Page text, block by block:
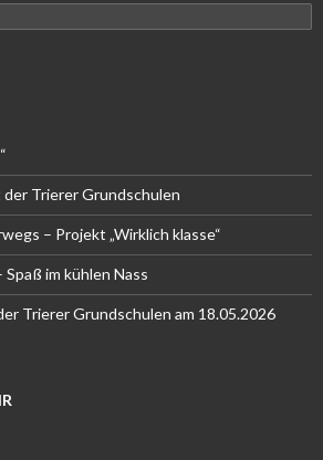
Trierer Grundschulen
– Projekt „Wirklich klasse“
im kühlen Nass
Trierer Grundschulen am 18.05.2026